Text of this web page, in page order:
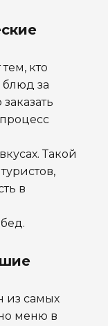
кто
блюд за
Такой
в
из самых
меню в